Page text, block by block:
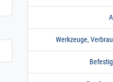
Werkzeuge,